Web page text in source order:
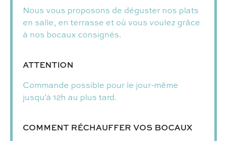
Nous vous proposons de déguster nos plats
en salle, en terrasse et où vous voulez grâce
à nos bocaux consignés.
ATTENTION
Commande possible pour le jour-même
jusqu'à 12h au plus tard.
COMMENT RÉCHAUFFER VOS BOCAUX